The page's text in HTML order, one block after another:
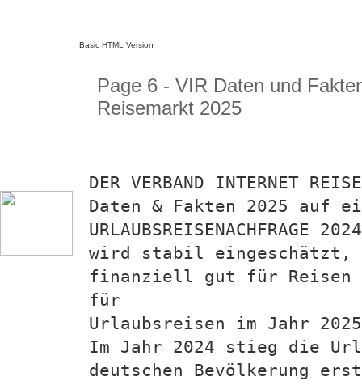
Basic HTML Version
Page 6 - VIR Daten und
Reisemarkt 2025
DER VERBAND INTERNET
Daten & Fakten 2025 auf
URLAUBSREISENACHFRAGE 2024
wird stabil eingeschätzt,
finanziell gut für Reisen
für
Urlaubsreisen im Jahr
Im Jahr 2024 stieg die
deutschen Bevölkerung